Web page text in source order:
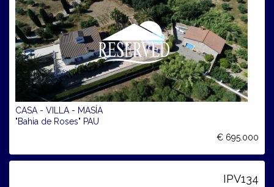
CASA - VILLA - MASÍA
"Bahia de Roses" PAU
€ 695.000
IPV134